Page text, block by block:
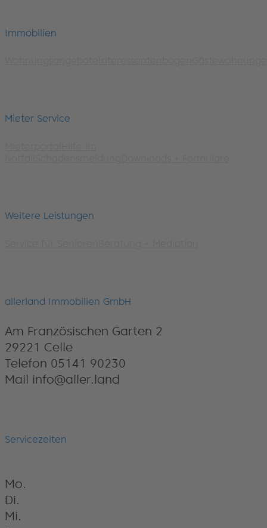
Immobilien
Mieter Service
Weitere Leistungen
allerland Immobilien GmbH
Am Französischen Garten 2
29221 Celle
Telefon 05141 90230
Mail info@aller.land
Servicezeiten
Mo.
Di.
Mi.